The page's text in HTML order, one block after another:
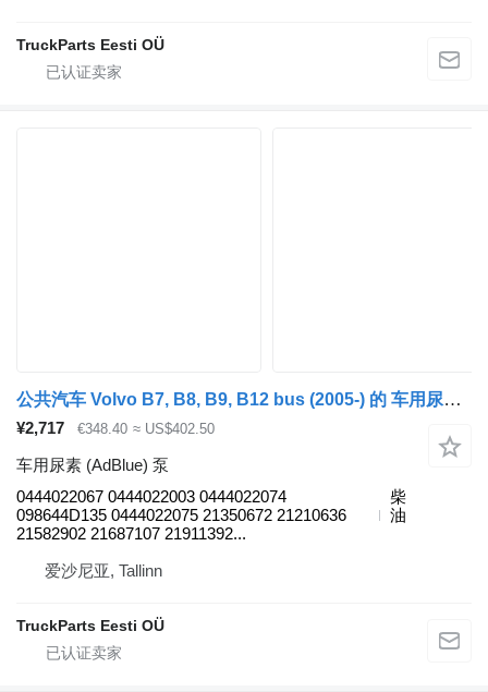
TruckParts Eesti OÜ
公共汽车 Volvo B7, B8, B9, B12 bus (2005-) 的 车用尿素 (AdBlue) 泵 Bosch 0444022067
¥2,717 €348.40 ≈ US$402.50
车用尿素 (AdBlue) 泵
0444022067 0444022003 0444022074
098644D135 0444022075 21350672 21210636
21582902 21687107 21911392...
柴
油
爱沙尼亚, Tallinn
TruckParts Eesti OÜ